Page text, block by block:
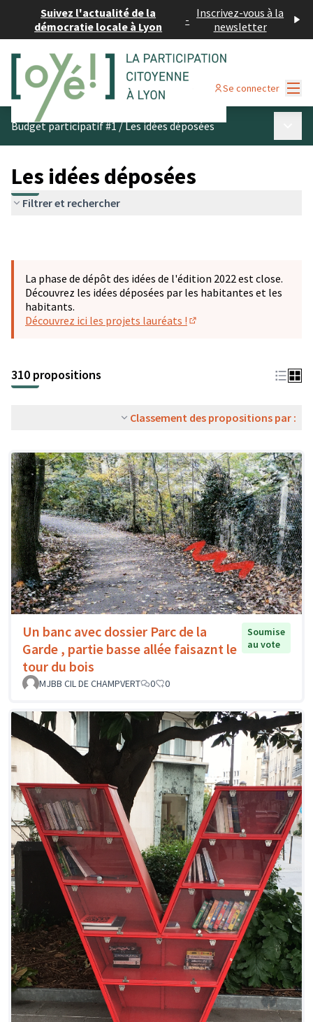
Suivez l'actualité de la
démocratie locale à Lyon
- Inscrivez-vous à la
newsletter
Se connecter
Budget participatif #1/Les idées déposées
Les idées déposées
Filtrer et rechercher
La phase de dépôt des idées de l'édition 2022 est close.
Découvrez les idées déposées par les habitantes et les
habitants.
Découvrez ici les projets lauréats !
310 propositions
Classement des propositions par :
Un banc avec dossier Parc de la
Garde , partie basse allée faisaznt le
tour du bois
Soumise
au vote
MJBB CIL DE CHAMPVERT 0 0